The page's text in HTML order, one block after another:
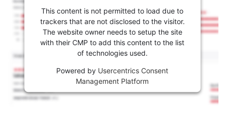
This content is not permitted to load due to
trackers that are not disclosed to the visitor.
The website owner needs to setup the site
with their CMP to add this content to the list
of technologies used.
Powered by Usercentrics Consent
Management Platform